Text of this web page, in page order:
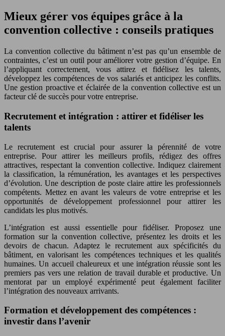
Mieux gérer vos équipes grâce à la
convention collective : conseils pratiques
La convention collective du bâtiment n’est pas qu’un ensemble de
contraintes, c’est un outil pour améliorer votre gestion d’équipe. En
l’appliquant correctement, vous attirez et fidélisez les talents,
développez les compétences de vos salariés et anticipez les conflits.
Une gestion proactive et éclairée de la convention collective est un
facteur clé de succès pour votre entreprise.
Recrutement et intégration : attirer et fidéliser les
talents
Le recrutement est crucial pour assurer la pérennité de votre
entreprise. Pour attirer les meilleurs profils, rédigez des offres
attractives, respectant la convention collective. Indiquez clairement
la classification, la rémunération, les avantages et les perspectives
d’évolution. Une description de poste claire attire les professionnels
compétents. Mettez en avant les valeurs de votre entreprise et les
opportunités de développement professionnel pour attirer les
candidats les plus motivés.
L’intégration est aussi essentielle pour fidéliser. Proposez une
formation sur la convention collective, présentez les droits et les
devoirs de chacun. Adaptez le recrutement aux spécificités du
bâtiment, en valorisant les compétences techniques et les qualités
humaines. Un accueil chaleureux et une intégration réussie sont les
premiers pas vers une relation de travail durable et productive. Un
mentorat par un employé expérimenté peut également faciliter
l’intégration des nouveaux arrivants.
Formation et développement des compétences :
investir dans l’avenir